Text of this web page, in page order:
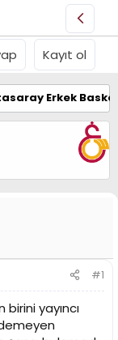
Kayıt ol
Erkek
#1
birini yayıncı